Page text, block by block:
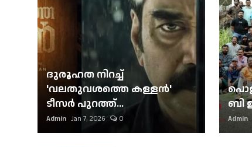
ദുരൂഹത നിറച്ച്
'വലതുവശത്തെ കള്ളന്‍'
ടീസര്‍ പുറത്ത്...
Admin Jan 7, 2026 0
ബി
Admin